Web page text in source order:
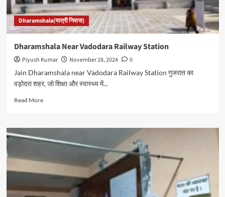
Dharamshala(यात्री निवास)
Dharamshala Near Vadodara Railway Station
Piyush Kumar November 28, 2024
0
Jain Dharamshala near Vadodara Railway Station गुजरात का
वड़ोदरा शहर, जो शिक्षा और स्वास्थ्य में...
Read MoreRead
Dharamshala
Near
Vadodara
Station